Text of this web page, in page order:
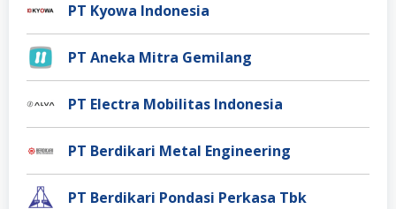
PT Kyowa Indonesia
PT Aneka Mitra Gemilang
PT Electra Mobilitas Indonesia
PT Berdikari Metal Engineering
PT Berdikari Pondasi Perkasa Tbk